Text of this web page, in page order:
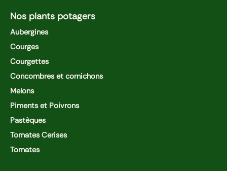
Nos plants potagers
Aubergines
Courges
Courgettes
Concombres et cornichons
Melons
Piments et Poivrons
Pastèques
Tomates Cerises
Tomates